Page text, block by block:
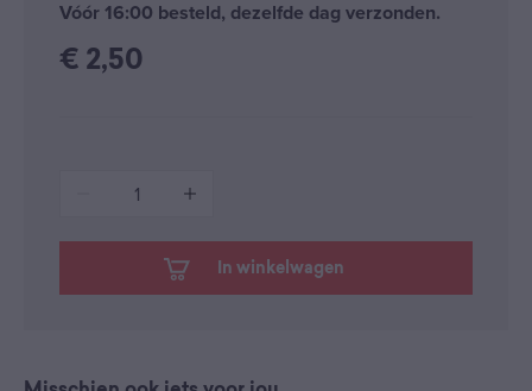
Vóór 16:00 besteld, dezelfde dag verzonden.
€ 2,50
1
In winkelwagen